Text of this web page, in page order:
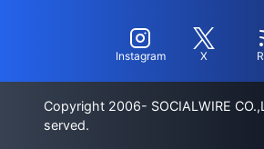
Instagram X
Copyright 2006- SOCIALWIRE
served.